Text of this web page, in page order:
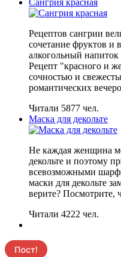
Рецептов сангрии
сочетание фруктов и
алкогольный
Рецепт "красного и
сочностью и
романтических
Читали 5877 чел.
Маска для декольте
Не каждая женщина
декольте и поэтому
всевозможными
маски для декольте
верите? Посмотрите,
Читали 4222 чел.